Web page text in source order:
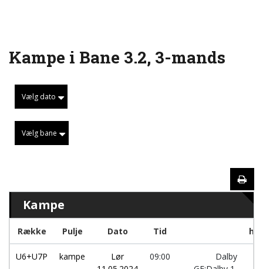
Kampe i Bane 3.2, 3-mands
Vælg dato
Vælg bane
Kampe
Række Pulje Dato Tid
U6+U7P kampe
Lør
09:00
Dalby